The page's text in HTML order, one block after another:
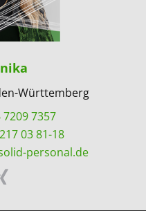
Württemberg
7209 7357
03 81-18
personal.de